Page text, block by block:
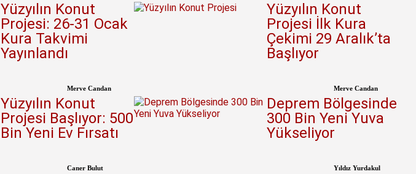
Yüzyılın Konut
Projesi: 26-31 Ocak
Kura Takvimi
Yayınlandı
Merve Candan
Yüzyılın Konut
Projesi İlk Kura
Çekimi 29 Aralık’ta
Başlıyor
Merve Candan
Yüzyılın Konut
Projesi Başlıyor: 500
Bin Yeni Ev Fırsatı
Caner Bulut
Deprem Bölgesinde
300 Bin Yeni Yuva
Yükseliyor
Yıldız Yurdakul